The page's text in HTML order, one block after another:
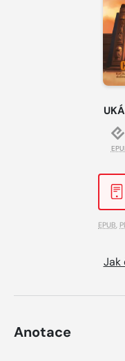
EPUB,
Jak
Anotace